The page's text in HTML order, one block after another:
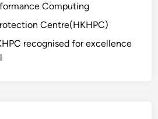
Computing
Centre(HKHPC)
recognised for excellence